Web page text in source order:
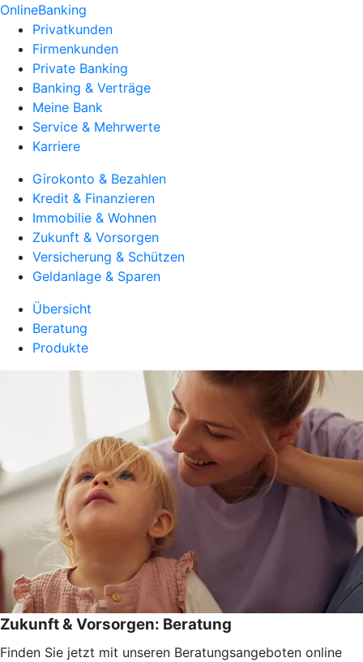
OnlineBanking
Privatkunden
Firmenkunden
Private Banking
Banking & Verträge
Meine Bank
Service & Mehrwerte
Karriere
Girokonto & Bezahlen
Kredit & Finanzieren
Immobilie & Wohnen
Zukunft & Vorsorgen
Versicherung & Schützen
Geldanlage & Sparen
Übersicht
Beratung
Produkte
Zukunft & Vorsorgen: Beratung
Finden Sie jetzt mit unseren Beratungsangeboten online